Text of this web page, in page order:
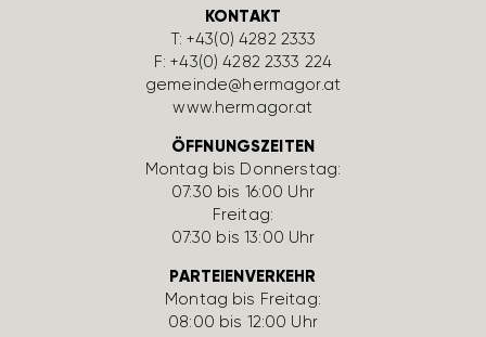
KONTAKT
T:+43(0) 4282 2333
F: +43(0) 4282 2333 224
gemeinde@hermagor.at
www.hermagor.at
ÖFFNUNGSZEITEN
Montag bis Donnerstag:
07:30 bis 16:00 Uhr
Freitag:
07:30 bis 13:00 Uhr
PARTEIENVERKEHR
Montag bis Freitag:
08:00 bis 12:00 Uhr